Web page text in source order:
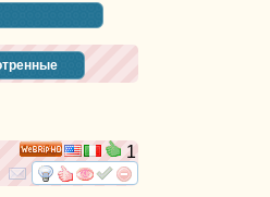
смотретьинтересует
HD
1